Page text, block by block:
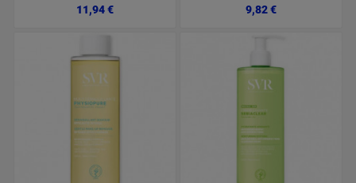
11,94 €Preço 9,82 €Preço